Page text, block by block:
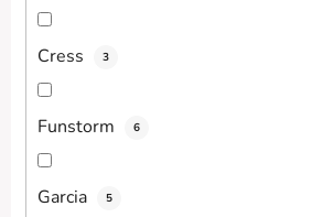
Cress 3
Funstorm 6
Garcia 5